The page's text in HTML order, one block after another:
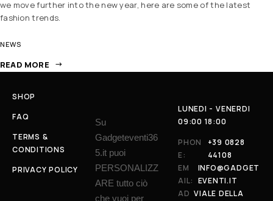
we move further into the new year, here are some of the latest
fashion trends.
NEWS
READ MORE
SHOP
FAQ
TERMS &
CONDITIONS
PRIVACY POLICY
Su
Gadgeteventi36
5.it puoi
PERSONALIZZ
ARE tutto ciò
che vuoi per
LUNEDI - VENERDI
09:00 18:00
PHON
E:
+39 0828
44108
EM
AIL:
INFO@GADGET
EVENTI.IT
AD VIALE DELLA